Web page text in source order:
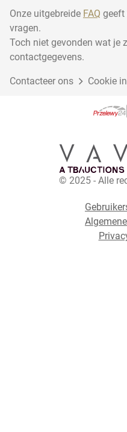
Onze uitgebreide FAQ geeft
vragen.
Toch niet gevonden wat je
contactgegevens.
Contacteer ons Cookie
© 2025 - Alle